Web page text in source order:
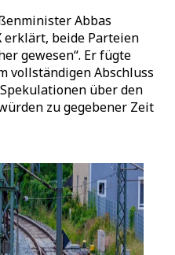
Abbas
erklärt, beide Parteien
gewesen“. Er fügte
vollständigen Abschluss
über den
zu gegebener Zeit